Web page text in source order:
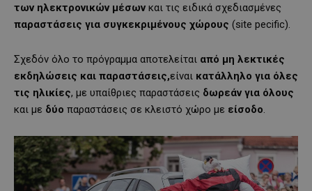
των ηλεκτρονικών μέσων και τις ειδικά σχεδιασμένες
παραστάσεις για συγκεκριμένους χώρους (site pecific).
Σχεδόν όλο το πρόγραμμα αποτελείται από μη λεκτικές
εκδηλώσεις και παραστάσεις,είναι κατάλληλο για όλες
τις ηλικίες, με υπαίθριες παραστάσεις δωρεάν για όλους
και με δύο παραστάσεις σε κλειστό χώρο με είσοδο.